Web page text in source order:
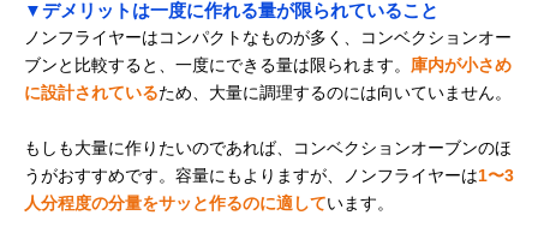
▼デメリットは一度に作れる量が限られていること
ノンフライヤーはコンパクトなものが多く、コンベクションオー
ブンと比較すると、一度にできる量は限られます。 庫内が小さめ
に設計されているため、大量に調理するのには向いていません。
もしも大量に作りたいのであれば、コンベクションオーブンのほ
うがおすすめです。容量にもよりますが、ノンフライヤーは1〜3
人分程度の分量をサッと作るのに適しています。